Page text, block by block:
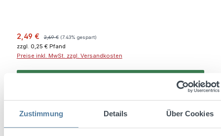
Zustimmung Details Über Cookies
Verkaufspreis:
2,49 € Regulärer Preis:
2,69 € (7.43% gespart)
zzgl. 0,25 € Pfand
Preise inkl. MwSt. zzgl. Versandkosten
%